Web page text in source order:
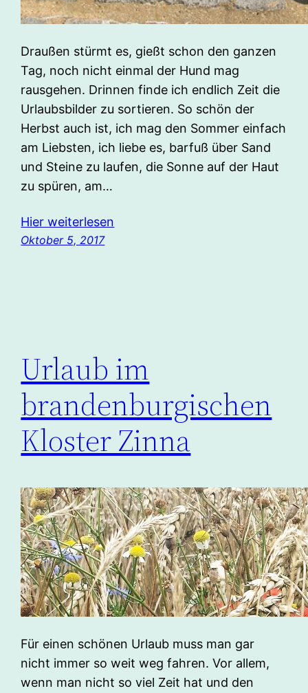
Draußen stürmt es, gießt schon den ganzen
Tag, noch nicht einmal der Hund mag
rausgehen. Drinnen finde ich endlich Zeit die
Urlaubsbilder zu sortieren. So schön der
Herbst auch ist, ich mag den Sommer einfach
am Liebsten, ich liebe es, barfuß über Sand
und Steine zu laufen, die Sonne auf der Haut
zu spüren, am…
Hier weiterlesen
Oktober 5, 2017
Urlaub im
brandenburgischen
Kloster Zinna
Für einen schönen Urlaub muss man gar
nicht immer so weit weg fahren. Vor allem,
wenn man nicht so viel Zeit hat und den